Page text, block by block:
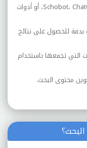
1. اختر أداة ذكاء اصطناعي مناسبة: مثل Schobot، ChatGPT، أو أدوات
للحصول على نتائج
التي تجمعها باستخدام